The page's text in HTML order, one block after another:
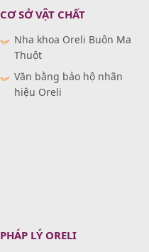
CƠ SỞ VẬT CHẤT
Nha khoa Oreli Buôn Ma
Thuột
Văn bằng bảo hộ nhãn
hiệu Oreli
PHÁP LÝ ORELI